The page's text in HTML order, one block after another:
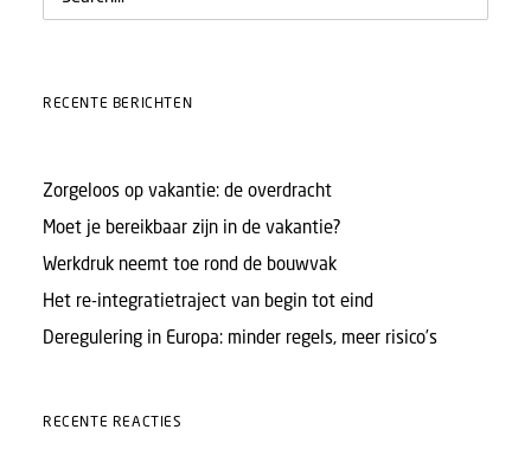
RECENTE BERICHTEN
Zorgeloos op vakantie: de overdracht
Moet je bereikbaar zijn in de vakantie?
Werkdruk neemt toe rond de bouwvak
Het re-integratietraject van begin tot eind
Deregulering in Europa: minder regels, meer risico’s
RECENTE REACTIES